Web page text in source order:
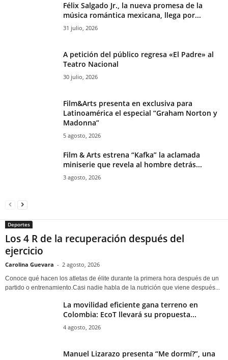
Félix Salgado Jr., la nueva promesa de la
música romántica mexicana, llega por...
31 julio, 2026
A petición del público regresa «El Padre» al
Teatro Nacional
30 julio, 2026
Film&Arts presenta en exclusiva para
Latinoamérica el especial “Graham Norton y
Madonna”
5 agosto, 2026
Film & Arts estrena “Kafka” la aclamada
miniserie que revela al hombre detrás...
3 agosto, 2026
Deportes
Los 4 R de la recuperación después del
ejercicio
Carolina Guevara - 2 agosto, 2026
Conoce qué hacen los atletas de élite durante la primera hora después de un
partido o entrenamiento.Casi nadie habla de la nutrición que viene después...
La movilidad eficiente gana terreno en
Colombia: EcoT llevará su propuesta...
4 agosto, 2026
Manuel Lizarazo presenta “Me dormí?”, una